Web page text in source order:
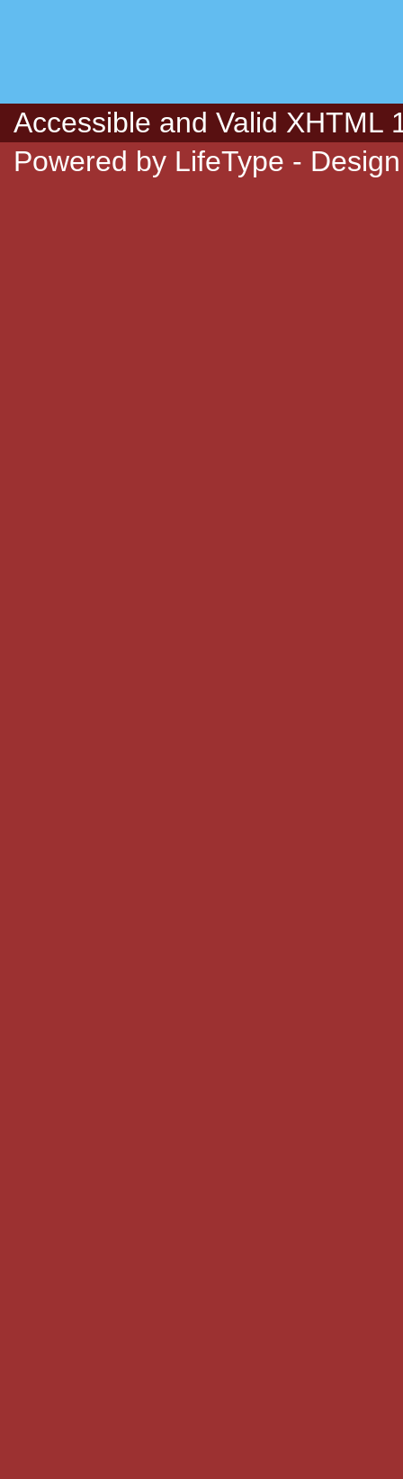
Accessible and Valid XHTML
Powered by LifeType -